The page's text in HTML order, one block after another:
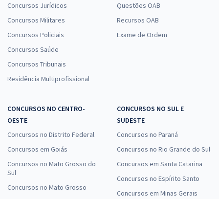
Concursos Jurídicos
Concursos Militares
Concursos Policiais
Concursos Saúde
Concursos Tribunais
Residência Multiprofissional
Questões OAB
Recursos OAB
Exame de Ordem
CONCURSOS NO CENTRO-
OESTE
Concursos no Distrito Federal
Concursos em Goiás
Concursos no Mato Grosso do
Sul
Concursos no Mato Grosso
CONCURSOS NO SUL E
SUDESTE
Concursos no Paraná
Concursos no Rio Grande do Sul
Concursos em Santa Catarina
Concursos no Espírito Santo
Concursos em Minas Gerais